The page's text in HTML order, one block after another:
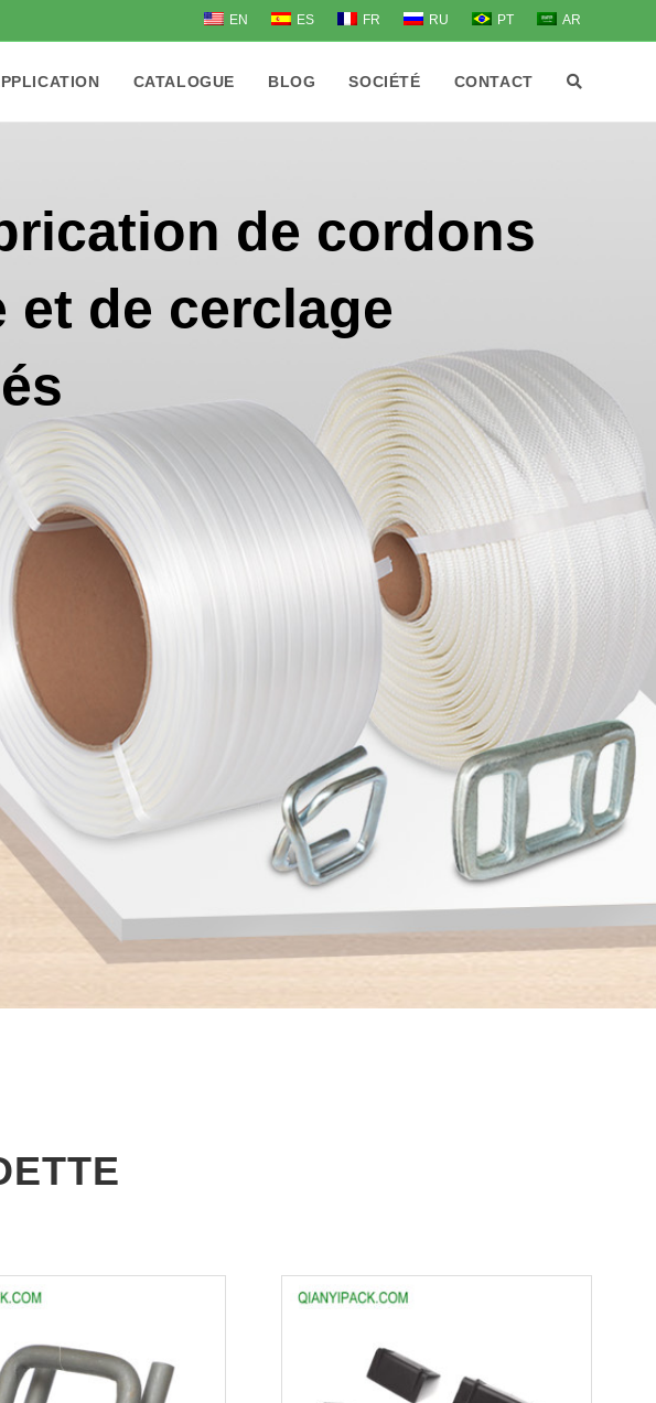
EN ES FR RU PT AR
CATALOGUE BLOG SOCIÉTÉ CONTACT
de cordons
et de cerclage